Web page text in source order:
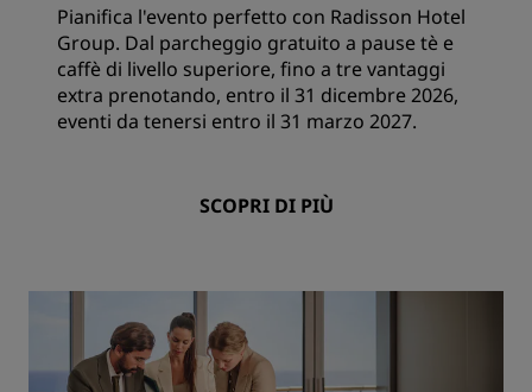
Pianifica l'evento perfetto con Radisson Hotel
Group. Dal parcheggio gratuito a pause tè e
caffè di livello superiore, fino a tre vantaggi
extra prenotando, entro il 31 dicembre 2026,
eventi da tenersi entro il 31 marzo 2027.
SCOPRI DI PIÙ